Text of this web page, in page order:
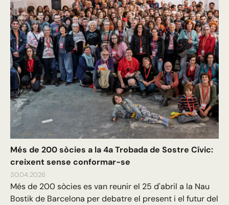
Més de 200 sòcies a la 4a Trobada de Sostre Cívic:
creixent sense conformar-se
30.04.2026
Més de 200 sòcies es van reunir el 25 d'abril a la Nau
Bostik de Barcelona per debatre el present i el futur del